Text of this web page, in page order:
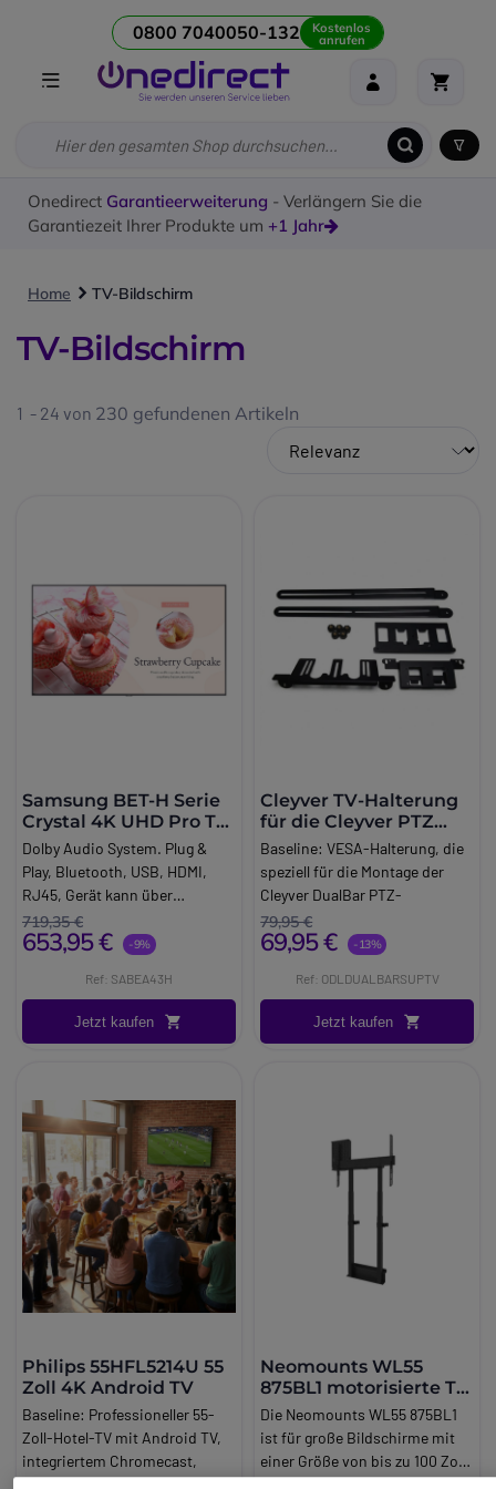
0800 7040050-132 Kostenlos
anrufen
Onedirect Garantieerweiterung - Verlängern Sie die
Garantiezeit Ihrer Produkte um +1 Jahr
Home TV-Bildschirm
TV-Bildschirm
1 - 24 von 230 gefundenen Artikeln
Samsung BET-H Serie
Crystal 4K UHD Pro TV
- 43''
Dolby Audio System. Plug &
Play, Bluetooth, USB, HDMI,
RJ45, Gerät kann über
Pincode, Sperrtaste oder USB
gesperrt werden.
719,35 €
653,95 € -9%
Ref: SABEA43H
Jetzt kaufen
Cleyver TV-Halterung
für die Cleyver PTZ
DualBar
Baseline:VESA-Halterung, die
speziell für die Montage der
Cleyver DualBar PTZ-
Videokonferenzleiste über oder
unter professionellen
wurde.
DualBar PTZ-
Videokonferenzleiste
Cleyver TV-Halterung für
Cleyver DualBar PTZ
Videokonferenzleiste
Kollaborationssystems direkt
über oder unter einem
professionellen Bildschirm und
sorgt so für eine saubere,
stabile und professionelle
Integration.
79,95 €
69,95 € -13%
Ref: ODLDUALBARSUPTV
Jetzt kaufen
Philips 55HFL5214U 55
Zoll 4K Android TV
Baseline: Professioneller 55-
Zoll-Hotel-TV mit Android TV,
integriertem Chromecast,
Netflix-Zugang und zentralen
Neomounts WL55
875BL1 motorisierte TV
Halterung
Die Neomounts WL55 875BL1
ist für große Bildschirme mit
einer Größe von bis zu 100 Zoll
und einem maximalen Gewicht